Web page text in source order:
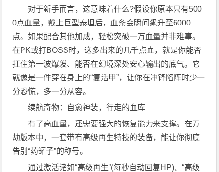
对于新手而言，这意味着什么?假设你原本只有500
0点血量，戴上巨型泰坦后，血条会瞬间飙升至6000
点。如果配合其他加成，轻松突破一万血量并非难事。
在PK或打BOSS时，这多出来的几千点血，就是你能否
扛住第一波爆发、能否在幻境深处安心输出的底气。它
就像是一件穿在身上的“复活甲”，让你在冲锋陷阵时少一
分恐慌，多一分从容。
续航奇物：自愈神装，行走的血库
有了高血量，还需要强大的恢复能力来支撑。在万
劫版本中，一套带有高级再生特技的装备，能让你彻底
告别“药罐子”的称号。
通过激活诸如“高级再生”(每秒自动回复HP)、“高级